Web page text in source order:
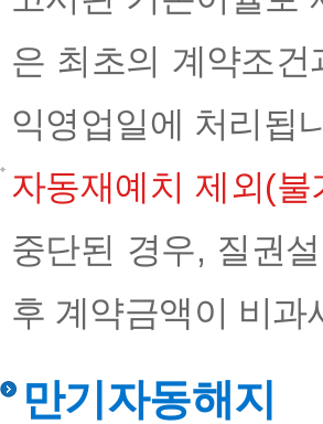
은 최초의 계약조
익영업일에 처리됩
자동재예치 제외(불
중단된 경우, 질권
후 계약금액이 비과
만기자동해지